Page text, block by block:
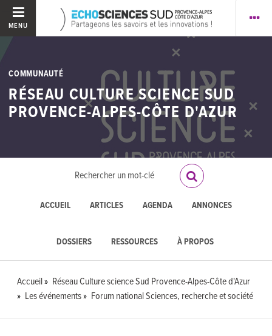
MENU
COMMUNAUTÉ
RÉSEAU CULTURE SCIENCE SUD
PROVENCE-ALPES-CÔTE D'AZUR
ACCUEIL ARTICLES AGENDA ANNONCES
DOSSIERS RESSOURCES À PROPOS
Accueil
Réseau Culture science Sud Provence-Alpes-Côte d'Azur
Les événements
Forum national Sciences, recherche et société